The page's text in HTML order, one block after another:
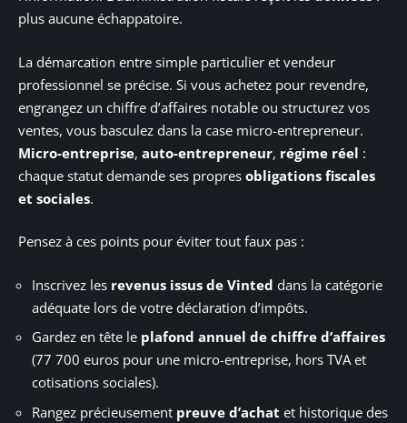
plus aucune échappatoire.
La démarcation entre simple particulier et vendeur
professionnel se précise. Si vous achetez pour revendre,
engrangez un chiffre d’affaires notable ou structurez vos
ventes, vous basculez dans la case micro-entrepreneur.
Micro-entreprise, auto-entrepreneur, régime réel :
chaque statut demande ses propres obligations fiscales
et sociales.
Pensez à ces points pour éviter tout faux pas :
Inscrivez les revenus issus de Vinted dans la catégorie
adéquate lors de votre déclaration d’impôts.
Gardez en tête le plafond annuel de chiffre d’affaires
(77 700 euros pour une micro-entreprise, hors TVA et
cotisations sociales).
Rangez précieusement preuve d’achat et historique des